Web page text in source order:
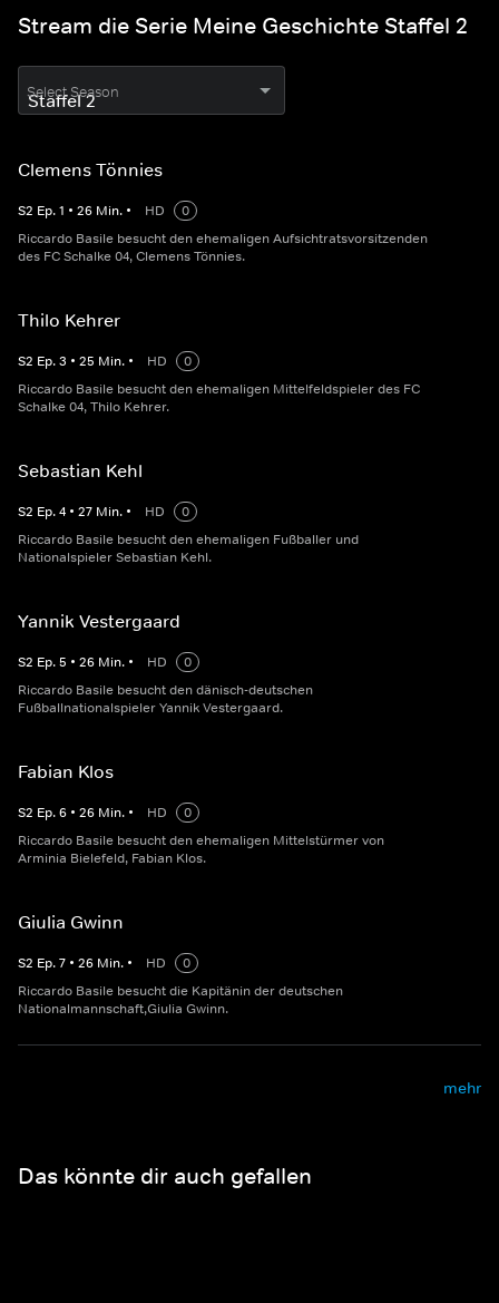
Stream die Serie Meine Geschichte Staffel 2
Select Season
Clemens Tönnies
S2 Ep.1 • 26 Min. • HD
0
Riccardo Basile besucht den ehemaligen Aufsichtratsvorsitzenden
des FC Schalke 04, Clemens Tönnies.
Thilo Kehrer
S2 Ep.3 • 25 Min. • HD
0
Riccardo Basile besucht den ehemaligen Mittelfeldspieler des FC
Schalke 04, Thilo Kehrer.
Sebastian Kehl
S2 Ep.4 • 27 Min. • HD
0
Riccardo Basile besucht den ehemaligen Fußballer und
Nationalspieler Sebastian Kehl.
Yannik Vestergaard
S2 Ep.5 • 26 Min. • HD
0
Riccardo Basile besucht den dänisch-deutschen
Fußballnationalspieler Yannik Vestergaard.
Fabian Klos
S2 Ep.6 • 26 Min. • HD
0
Riccardo Basile besucht den ehemaligen Mittelstürmer von
Arminia Bielefeld, Fabian Klos.
Giulia Gwinn
S2 Ep.7 • 26 Min. • HD
0
Riccardo Basile besucht die Kapitänin der deutschen
Nationalmannschaft,Giulia Gwinn.
mehr
Das könnte dir auch gefallen